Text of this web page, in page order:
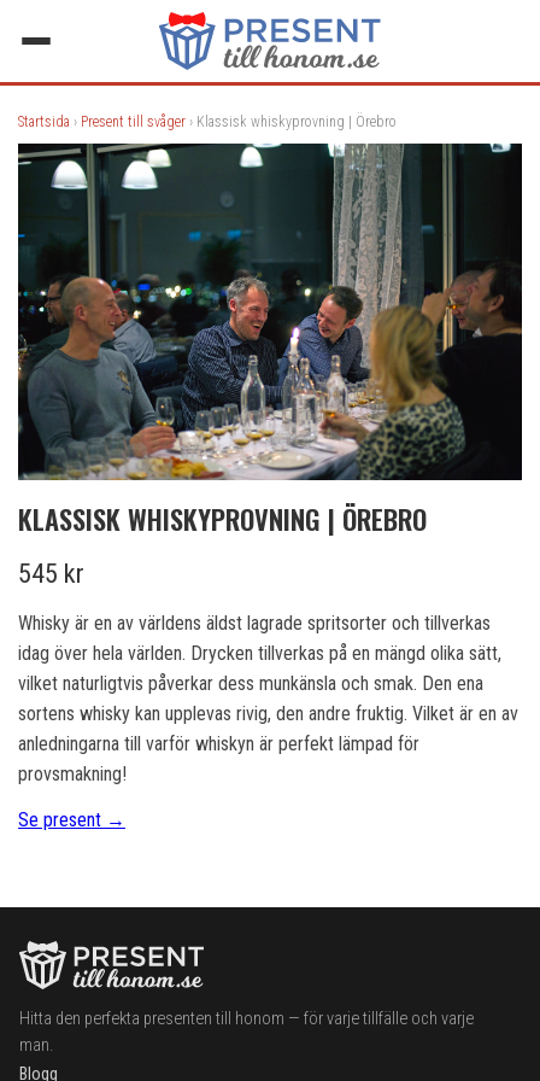
Startsida › Present till svåger › Klassisk whiskyprovning | Örebro
KLASSISK WHISKYPROVNING | ÖREBRO
545 kr
Whisky är en av världens äldst lagrade spritsorter och tillverkas
idag över hela världen. Drycken tillverkas på en mängd olika sätt,
vilket naturligtvis påverkar dess munkänsla och smak. Den ena
sortens whisky kan upplevas rivig, den andre fruktig. Vilket är en av
anledningarna till varför whiskyn är perfekt lämpad för
provsmakning!
Se present →
Hitta den perfekta presenten till honom — för varje tillfälle och varje
man.
Blogg